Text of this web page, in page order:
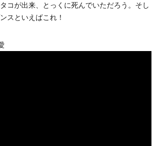
コが出来、とっくに死んでいただろう。そし
スといえばこれ！